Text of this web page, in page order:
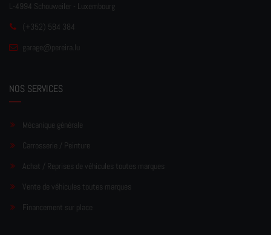
L-4994 Schouweiler - Luxembourg
(+352) 584 384
garage@pereira.lu
NOS SERVICES
Mécanique générale
Carrosserie / Peinture
Achat / Reprises de véhicules toutes marques
Vente de véhicules toutes marques
Financement sur place